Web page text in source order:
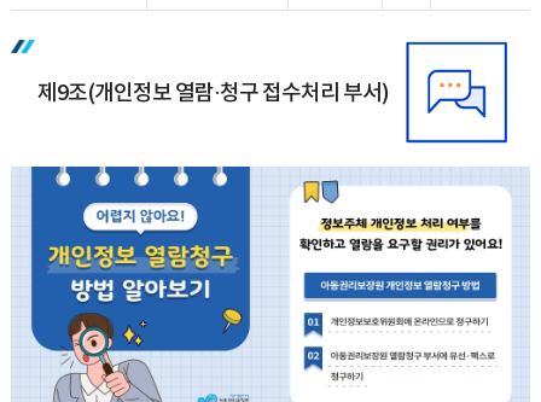
제9조(개인정보 열람·청구 접수처리 부서)